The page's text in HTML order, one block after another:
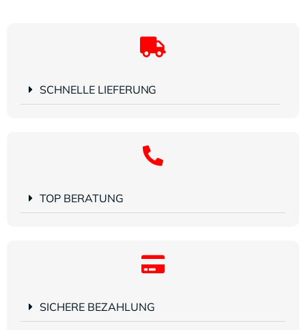
SCHNELLE LIEFERUNG
TOP BERATUNG
SICHERE BEZAHLUNG